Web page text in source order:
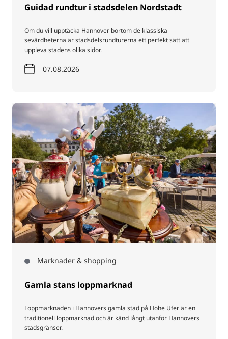
Guidad rundtur i stadsdelen Nordstadt
Om du vill upptäcka Hannover bortom de klassiska
sevärdheterna är stadsdelsrundturerna ett perfekt sätt att
uppleva stadens olika sidor.
07.08.2026
Marknader & shopping
Gamla stans loppmarknad
Loppmarknaden i Hannovers gamla stad på Hohe Ufer är en
traditionell loppmarknad och är känd långt utanför Hannovers
stadsgränser.